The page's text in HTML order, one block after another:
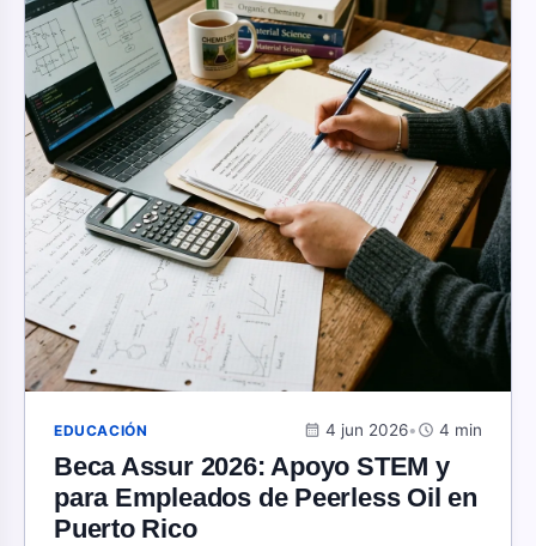
EDUCACIÓN calendar_month 4 jun 2026•schedule 4 min
Beca Assur 2026: Apoyo STEM y
para Empleados de Peerless Oil en
Puerto Rico